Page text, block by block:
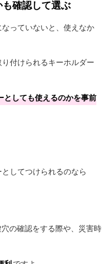
確認して選ぶ
っていないと、使えなか
付けられるキーホルダー
としても使えるのかを事前
してつけられるのなら
の確認をする際や、災害時